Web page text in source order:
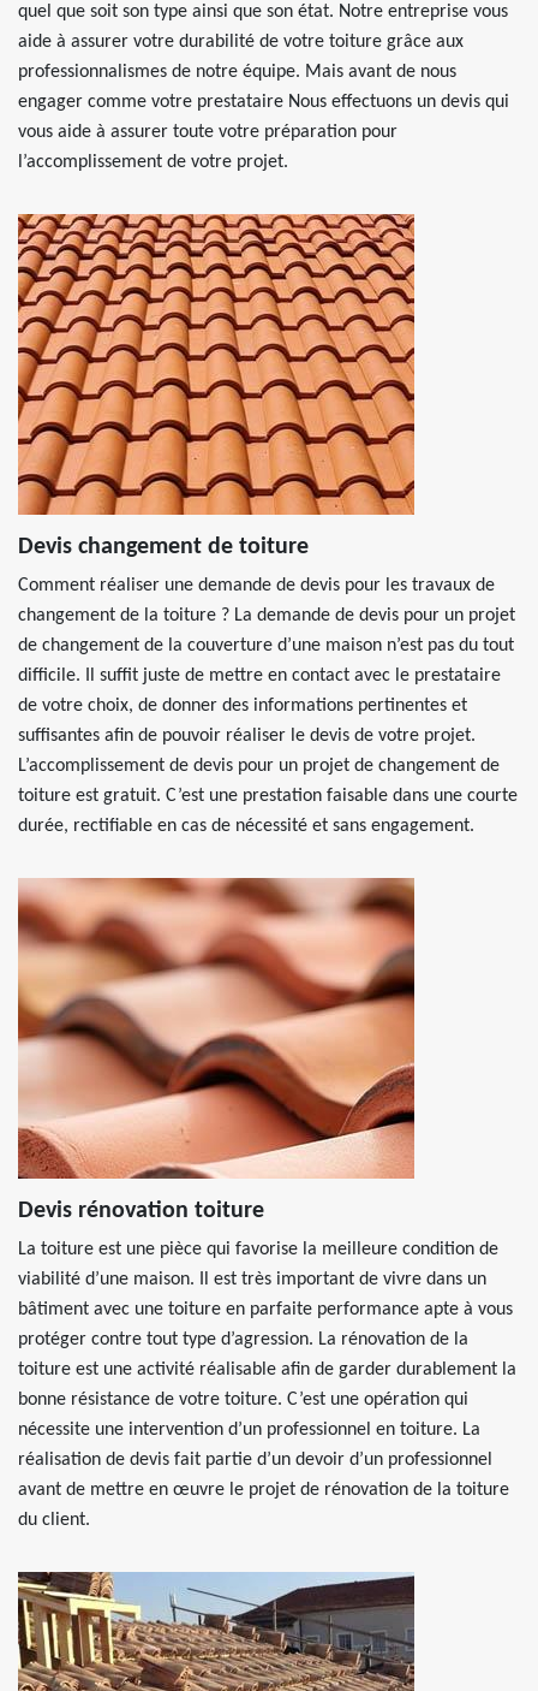
quel que soit son type ainsi que son état. Notre entreprise vous
aide à assurer votre durabilité de votre toiture grâce aux
professionnalismes de notre équipe. Mais avant de nous
engager comme votre prestataire Nous effectuons un devis qui
vous aide à assurer toute votre préparation pour
l’accomplissement de votre projet.
Devis changement de toiture
Comment réaliser une demande de devis pour les travaux de
changement de la toiture ? La demande de devis pour un projet
de changement de la couverture d’une maison n’est pas du tout
difficile. Il suffit juste de mettre en contact avec le prestataire
de votre choix, de donner des informations pertinentes et
suffisantes afin de pouvoir réaliser le devis de votre projet.
L’accomplissement de devis pour un projet de changement de
toiture est gratuit. C’est une prestation faisable dans une courte
durée, rectifiable en cas de nécessité et sans engagement.
Devis rénovation toiture
La toiture est une pièce qui favorise la meilleure condition de
viabilité d’une maison. Il est très important de vivre dans un
bâtiment avec une toiture en parfaite performance apte à vous
protéger contre tout type d’agression. La rénovation de la
toiture est une activité réalisable afin de garder durablement la
bonne résistance de votre toiture. C’est une opération qui
nécessite une intervention d’un professionnel en toiture. La
réalisation de devis fait partie d’un devoir d’un professionnel
avant de mettre en œuvre le projet de rénovation de la toiture
du client.